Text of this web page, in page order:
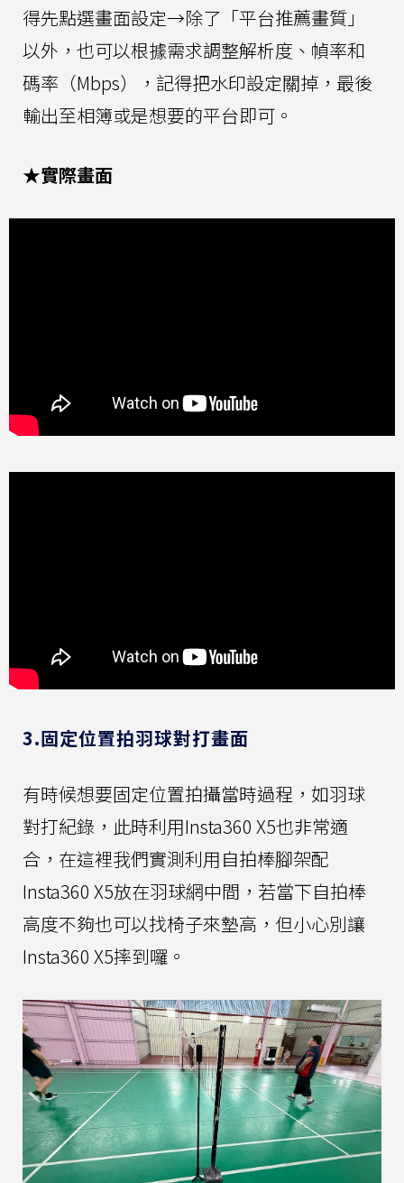
得先點選畫面設定→除了「平台推薦畫質」
以外，也可以根據需求調整解析度、幀率和
碼率（Mbps），記得把水印設定關掉，最後
輸出至相簿或是想要的平台即可。
★實際畫面
3.固定位置拍羽球對打畫面
有時候想要固定位置拍攝當時過程，如羽球
對打紀錄，此時利用Insta360 X5也非常適
合，在這裡我們實測利用自拍棒腳架配
Insta360 X5放在羽球網中間，若當下自拍棒
高度不夠也可以找椅子來墊高，但小心別讓
Insta360 X5摔到囉。